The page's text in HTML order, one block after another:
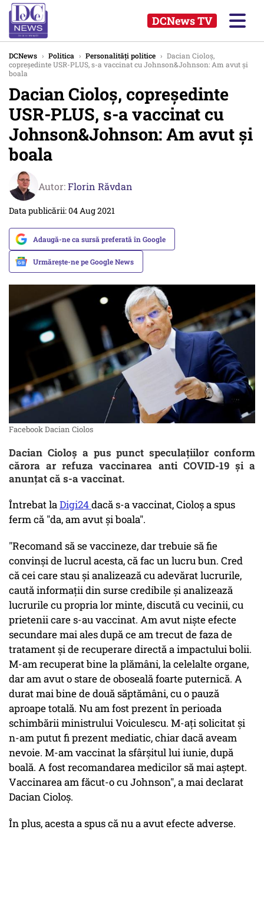
DCNews TV
DCNews › Politica › Personalități politice › Dacian Cioloş,
copreşedinte USR-PLUS, s-a vaccinat cu Johnson&Johnson: Am avut și
boala
Dacian Cioloş, copreşedinte
USR-PLUS, s-a vaccinat cu
Johnson&Johnson: Am avut și
boala
Autor:Florin Răvdan
Data publicării: 04 Aug 2021
Adaugă-ne ca sursă preferată în Google
Urmărește-ne pe Google News
Facebook Dacian Ciolos
Dacian Cioloş a pus punct speculaţiilor conform
cărora ar refuza vaccinarea anti COVID-19 şi a
anunţat că s-a vaccinat.
Întrebat laDigi24dacă s-a vaccinat, Cioloş a spus
ferm că "da, am avut şi boala".
"Recomand să se vaccineze, dar trebuie să fie
convinși de lucrul acesta, că fac un lucru bun. Cred
că cei care stau și analizează cu adevărat lucrurile,
caută informații din surse credibile și analizează
lucrurile cu propria lor minte, discută cu vecinii, cu
prietenii care s-au vaccinat. Am avut niște efecte
secundare mai ales după ce am trecut de faza de
tratament și de recuperare directă a impactului bolii.
M-am recuperat bine la plămâni, la celelalte organe,
dar am avut o stare de oboseală foarte puternică. A
durat mai bine de două săptămâni, cu o pauză
aproape totală. Nu am fost prezent în perioada
schimbării ministrului Voiculescu. M-ați solicitat și
n-am putut fi prezent mediatic, chiar dacă aveam
nevoie. M-am vaccinat la sfârșitul lui iunie, după
boală. A fost recomandarea medicilor să mai aștept.
Vaccinarea am făcut-o cu Johnson", a mai declarat
Dacian Cioloş.
În plus, acesta a spus că nu a avut efecte adverse.